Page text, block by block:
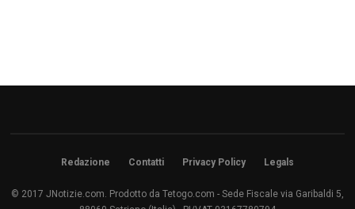
Redazione Contatti Privacy Policy Legals
© 2017 JNotizie.com. Prodotto da Tetogo.com - Sede Fiscale via Garibaldi 5,